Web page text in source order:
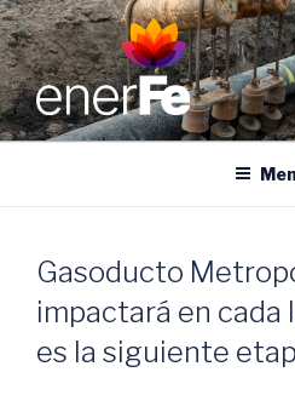
Ir
al
contenido
ENERFE
Energía para el desarrollo de
Gasoducto
impactará en cada
es la siguiente